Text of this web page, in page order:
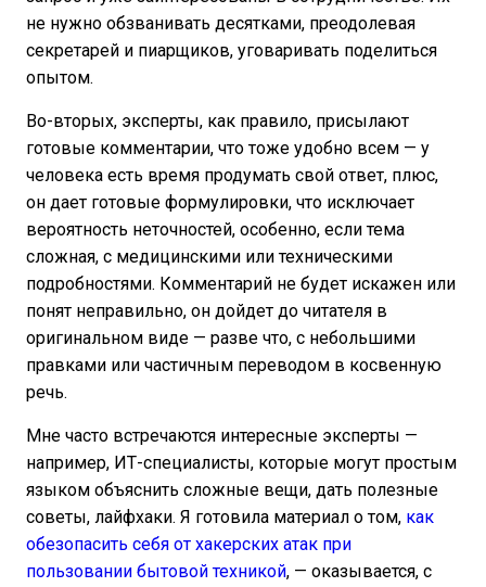
не нужно обзванивать десятками, преодолевая
секретарей и пиарщиков, уговаривать поделиться
опытом.
Во-вторых, эксперты, как правило, присылают
готовые комментарии, что тоже удобно всем — у
человека есть время продумать свой ответ, плюс,
он дает готовые формулировки, что исключает
вероятность неточностей, особенно, если тема
сложная, с медицинскими или техническими
подробностями. Комментарий не будет искажен или
понят неправильно, он дойдет до читателя в
оригинальном виде — разве что, с небольшими
правками или частичным переводом в косвенную
речь.
Мне часто встречаются интересные эксперты —
например, ИТ-специалисты, которые могут простым
языком объяснить сложные вещи, дать полезные
советы, лайфхаки. Я готовила материал о том, как
обезопасить себя от хакерских атак при
пользовании бытовой техникой, — оказывается, с